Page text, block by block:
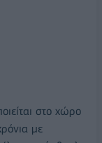
στο χώρο
με